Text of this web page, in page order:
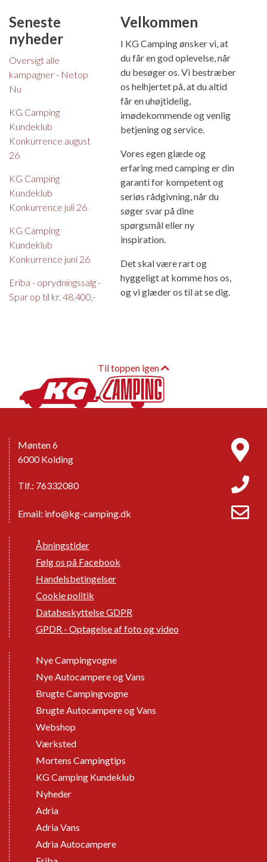
Seneste
nyheder
Oversigt alle
kampagner - Netop
Nu
KG Camping
Kundeklub
Konkurrence august
26
KG Camping
Kundeklub
Konkurrence juli 26
KG Camping
Kundeklub
Konkurrence juni 26
Eriba - oprydningssalg -
Spar op til kr. 48.400,-
Velkommen
I KG Camping ønsker vi, at
du får en god oplevelse, når
du besøger os. Vi bestræber
os helhjertet på, at du altid
får en uhøjtidelig,
imødekommende og venlig
betjening og service.
Vores egen glæde og
erfaring med camping er din
garanti for kompetent og
seriøs rådgivning, når du
søger svar på dine
spørgsmål eller ny
inspiration.
Det skal være rart og
hyggeligt at komme hos os,
og vi glæder os til at se dig.
Til toppen igen
Mønten 6
6000 Kolding
Tlf.: 76332080
Email: info@kg-camping.dk
Åbningstider
Følg os på Facebook
Handelsbetingelser
Cookie politik
Databeskyttelse GDPR
GPDR - Optagelse af foto og video
Nye Campingvogne
Nye Autocampere og Vans
Brugte Campingvogne
Brugte Autocampere og Vans
Webshop
Værksted
Mortens Campingtips
KG Camping Kundeklub
Nyheder
Adria
Adria Vans
Adria Autocampere